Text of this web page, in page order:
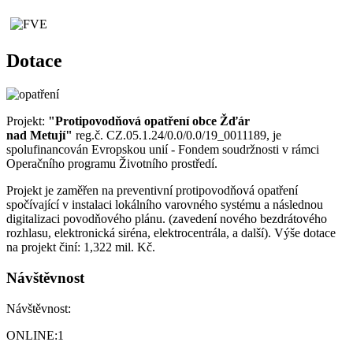
Dotace
Projekt: "Protipovodňová opatření obce Žďár
nad Metují" reg.č. CZ.05.1.24/0.0/0.0/19_0011189, je
spolufinancován Evropskou unií - Fondem soudržnosti v rámci
Operačního programu Životního prostředí.
Projekt je zaměřen na preventivní protipovodňová opatření
spočívající v instalaci lokálního varovného systému a následnou
digitalizaci povodňového plánu. (zavedení nového bezdrátového
rozhlasu, elektronická siréna, elektrocentrála, a další). Výše dotace
na projekt činí: 1,322 mil. Kč.
Návštěvnost
Návštěvnost:
ONLINE:1